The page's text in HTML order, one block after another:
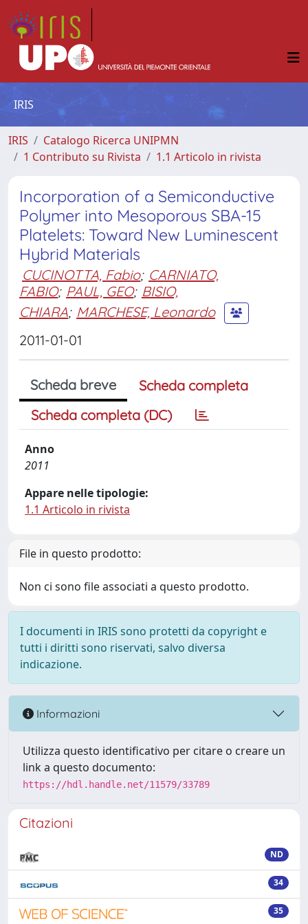
IRIS
IRIS
Catalogo Ricerca UNIPMN
1 Contributo su Rivista
1.1 Articolo in rivista
Incorporation of a Semiconductive
Polymer into Mesoporous SBA-15
Platelets: Toward New Luminescent
Hybrid Materials
CUCINOTTA, Fabio; CARNIATO,
FABIO; PAUL, GEO; BISIO,
CHIARA; MARCHESE, Leonardo
2011-01-01
Scheda breve
Scheda completa
Scheda completa (DC)
Anno
2011
Appare nelle tipologie:
1.1 Articolo in rivista
File in questo prodotto:
Non ci sono file associati a questo prodotto.
I documenti in IRIS sono protetti da copyright e
tutti i diritti sono riservati, salvo diversa
indicazione.
Informazioni
Utilizza questo identificativo per citare o creare un
link a questo documento:
https://hdl.handle.net/11579/33789
Citazioni
ND
34
35